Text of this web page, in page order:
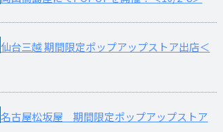
仙台三越 期間限定ポップアップストア出店＜
名古屋松坂屋 期間限定ポップアップストア